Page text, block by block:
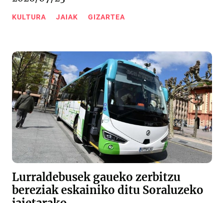
KULTURA JAIAK GIZARTEA
Lurraldebusek gaueko zerbitzu
bereziak eskainiko ditu Soraluzeko